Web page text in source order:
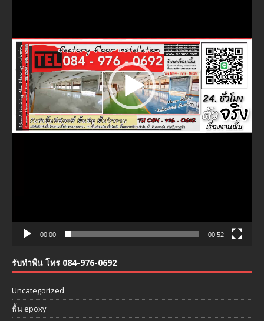
00:00 00:52
รับทำพื้น โทร 084-976-0692
Uncategorized
พื้น epoxy